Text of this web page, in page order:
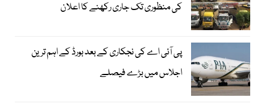
کی منظوری تک جاری رکھنے کا اعلان
پی آئی اے کی نجکاری کے بعد بورڈ کے اہم ترین
اجلاس میں بڑے فیصلے